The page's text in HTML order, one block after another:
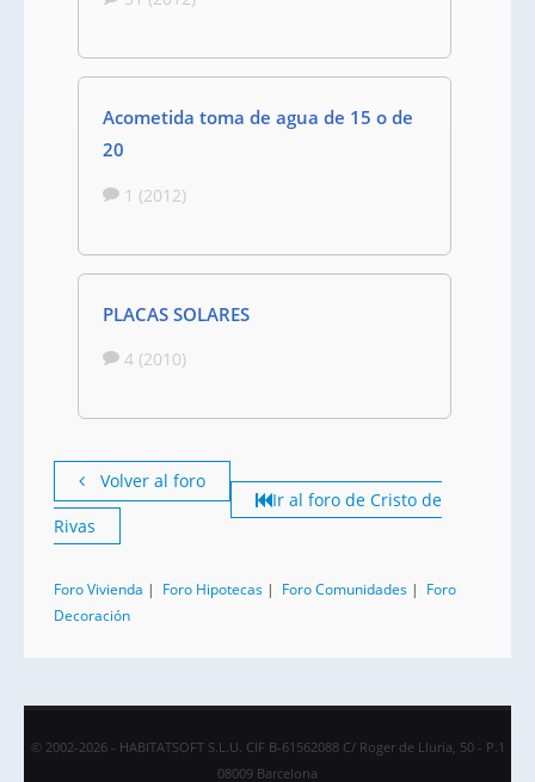
Acometida toma de agua de 15 o de
20
1 (2012)
PLACAS SOLARES
4 (2010)
Volver al foro
Ir al foro de Cristo de
Rivas
Foro Vivienda | Foro Hipotecas | Foro Comunidades | Foro
Decoración
© 2002-2026 - HABITATSOFT S.L.U. CIF B-61562088 C/ Roger de Lluria, 50 - P.1
08009 Barcelona